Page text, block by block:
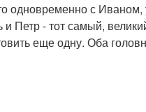
одновременно с Иваном,
Петр - тот самый,
еще одну. Оба